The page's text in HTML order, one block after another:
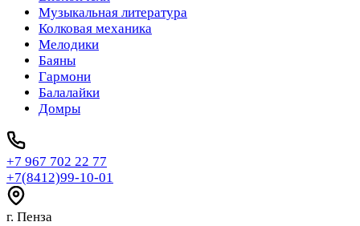
Музыкальная литература
Колковая механика
Мелодики
Баяны
Гармони
Балалайки
Домры
+7 967 702 22 77
+7(8412)99-10-01
г. Пенза